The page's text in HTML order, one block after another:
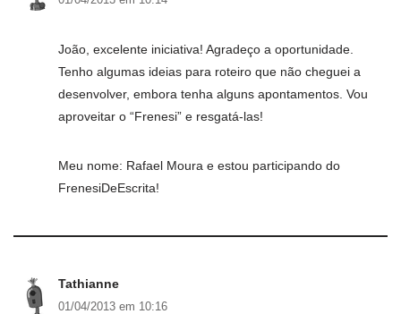
João, excelente iniciativa! Agradeço a oportunidade.
Tenho algumas ideias para roteiro que não cheguei a
desenvolver, embora tenha alguns apontamentos. Vou
aproveitar o “Frenesi” e resgatá-las!
Meu nome: Rafael Moura e estou participando do
FrenesiDeEscrita!
Tathianne
01/04/2013 em 10:16